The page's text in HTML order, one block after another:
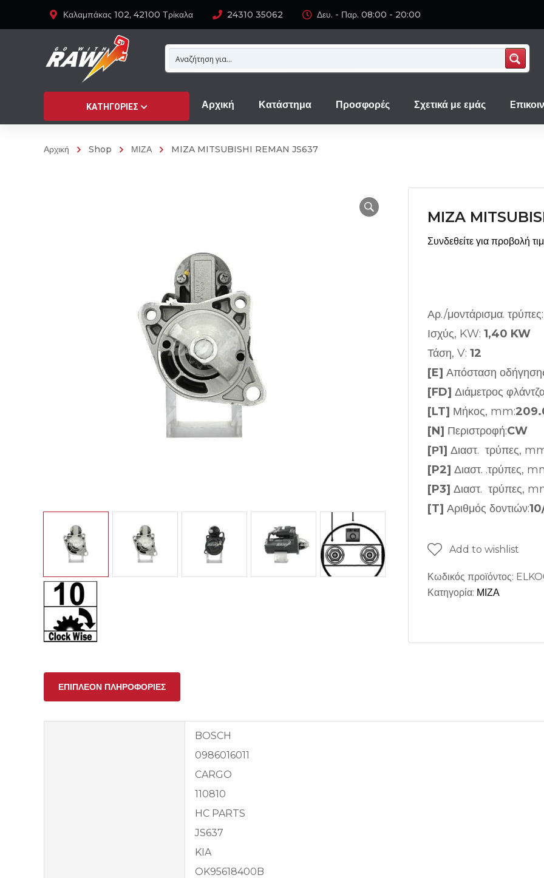
Καλαμπάκας 102, 42100 Τρίκαλα 24310 35062 Δευ. - Παρ. 08:00 - 20:00
ΚΑΤΗΓΟΡΊΕΣ Αρχική Κατάστημα Προσφορές Σχετικά με εμάς
Αρχική Shop ΜΙΖΑ MIZA MITSUBISHI REMAN JS637
MIZA
Συνδεθείτε για προβολή
Αρ./μοντάρισμα.
Ισχύς, KW: 1,40 KW
Τάση, V: 12
[E] Απόσταση
[FD] Διάμετρος
[LT] Μήκος, mm:
[N] Περιστροφή:CW
[Ρ1] Διαστ. τρύπες,
[P2] Διαστ. .τρύπες,
[P3] Διαστ. τρύπες,
[T] Αριθμός δοντιών:10
Add to wishlist
Κωδικός προϊόντος:
Κατηγορία: ΜΙΖΑ
ΕΠΙΠΛΈΟΝ ΠΛΗΡΟΦΟΡΊΕΣ
BOSCH
0986016011
CARGO
110810
HC PARTS
JS637
KIA
OK95618400B